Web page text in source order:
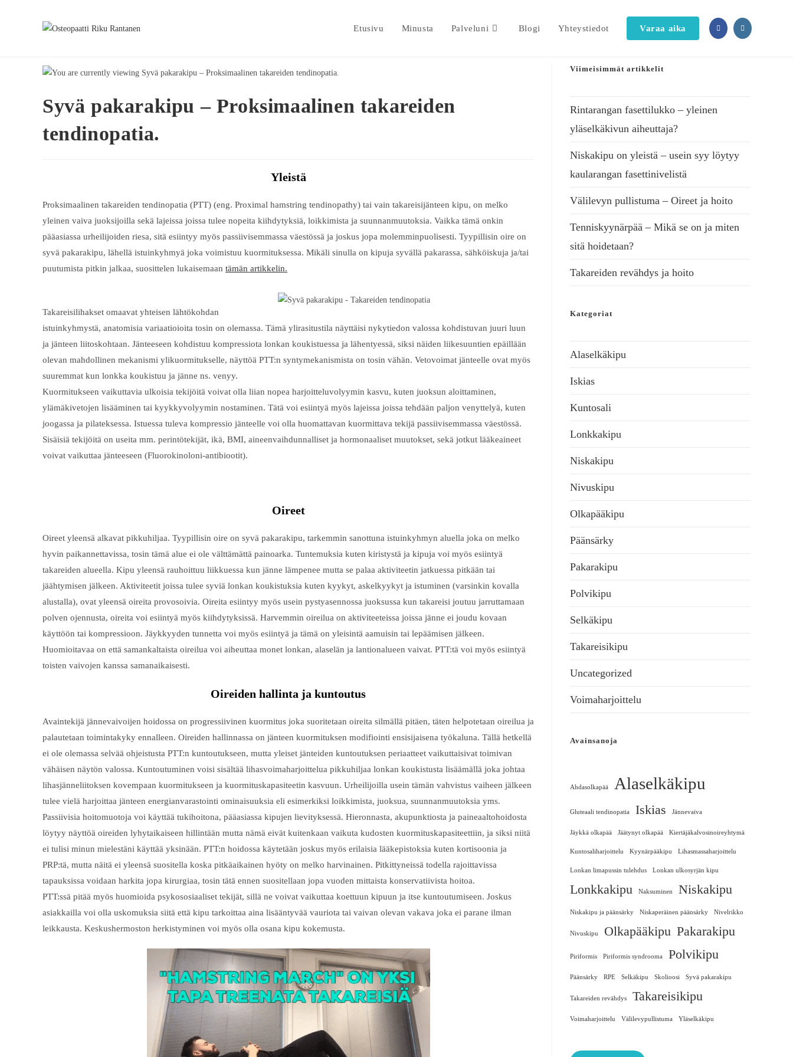
Etusivu Minusta Palveluni Blogi Yhteystiedot Varaa aika
Syvä pakarakipu – Proksimaalinen takareiden
tendinopatia.
Yleistä
Proksimaalinen takareiden tendinopatia (PTT) (eng. Proximal hamstring tendinopathy) tai vain takareisijänteen kipu, on melko
yleinen vaiva juoksijoilla sekä lajeissa joissa tulee nopeita kiihdytyksiä, loikkimista ja suunnanmuutoksia. Vaikka tämä onkin
pääasiassa urheilijoiden riesa, sitä esiintyy myös passiivisemmassa väestössä ja joskus jopa molemminpuolisesti. Tyypillisin oire on
syvä pakarakipu, lähellä istuinkyhmyä joka voimistuu kuormituksessa. Mikäli sinulla on kipuja syvällä pakarassa, sähköiskuja ja/tai
puutumista pitkin jalkaa, suosittelen lukaisemaan tämän artikkelin.
Takareisilihakset omaavat yhteisen lähtökohdan
istuinkyhmystä, anatomisia variaatioioita tosin on olemassa. Tämä ylirasitustila näyttäisi nykytiedon valossa kohdistuvan juuri luun
ja jänteen liitoskohtaan. Jänteeseen kohdistuu kompressiota lonkan koukistuessa ja lähentyessä, siksi näiden liikesuuntien epäillään
olevan mahdollinen mekanismi ylikuormitukselle, näyttöä PTT:n syntymekanismista on tosin vähän. Vetovoimat jänteelle ovat myös
suuremmat kun lonkka koukistuu ja jänne ns. venyy.
Kuormitukseen vaikuttavia ulkoisia tekijöitä voivat olla liian nopea harjoitteluvolyymin kasvu, kuten juoksun aloittaminen,
ylämäkivetojen lisääminen tai kyykkyvolyymin nostaminen. Tätä voi esiintyä myös lajeissa joissa tehdään paljon venyttelyä, kuten
joogassa ja pilateksessa. Istuessa tuleva kompressio jänteelle voi olla huomattavan kuormittava tekijä passiivisemmassa väestössä.
Sisäisiä tekijöitä on useita mm. perintötekijät, ikä, BMI, aineenvaihdunnalliset ja hormonaaliset muutokset, sekä jotkut lääkeaineet
voivat vaikuttaa jänteeseen (Fluorokinoloni-antibiootit).
Oireet
Oireet yleensä alkavat pikkuhiljaa. Tyypillisin oire on syvä pakarakipu, tarkemmin sanottuna istuinkyhmyn aluella joka on melko
hyvin paikannettavissa, tosin tämä alue ei ole välttämättä painoarka. Tuntemuksia kuten kiristystä ja kipuja voi myös esiintyä
takareiden alueella. Kipu yleensä rauhoittuu liikkuessa kun jänne lämpenee mutta se palaa aktiviteetin jatkuessa pitkään tai
jäähtymisen jälkeen. Aktiviteetit joissa tulee syviä lonkan koukistuksia kuten kyykyt, askelkyykyt ja istuminen (varsinkin kovalla
alustalla), ovat yleensä oireita provosoivia. Oireita esiintyy myös usein pystyasennossa juoksussa kun takareisi joutuu jarruttamaan
polven ojennusta, oireita voi esiintyä myös kiihdytyksissä. Harvemmin oireilua on aktiviteeteissa joissa jänne ei joudu kovaan
käyttöön tai kompressioon. Jäykkyyden tunnetta voi myös esiintyä ja tämä on yleisintä aamuisin tai lepäämisen jälkeen.
Huomioitavaa on että samankaltaista oireilua voi aiheuttaa monet lonkan, alaselän ja lantionalueen vaivat. PTT:tä voi myös esiintyä
toisten vaivojen kanssa samanaikaisesti.
Oireiden hallinta ja kuntoutus
Avaintekijä jännevaivoijen hoidossa on progressiivinen kuormitus joka suoritetaan oireita silmällä pitäen, täten helpotetaan oireilua ja
palautetaan toimintakyky ennalleen. Oireiden hallinnassa on jänteen kuormituksen modifiointi ensisijaisena työkaluna. Tällä hetkellä
ei ole olemassa selvää ohjeistusta PTT:n kuntoutukseen, mutta yleiset jänteiden kuntoutuksen periaatteet vaikuttaisivat toimivan
vähäisen näytön valossa. Kuntoutuminen voisi sisältää lihasvoimaharjoittelua pikkuhiljaa lonkan koukistusta lisäämällä joka johtaa
lihasjänneliitoksen kovempaan kuormitukseen ja kuormituskapasiteetin kasvuun. Urheilijoilla usein tämän vahvistus vaiheen jälkeen
tulee vielä harjoittaa jänteen energianvarastointi ominaisuuksia eli esimerkiksi loikkimista, juoksua, suunnanmuutoksia yms.
Passiivisia hoitomuotoja voi käyttää tukihoitona, pääasiassa kipujen lievityksessä. Hieronnasta, akupunktiosta ja paineaaltohoidosta
löytyy näyttöä oireiden lyhytaikaiseen hillintään mutta nämä eivät kuitenkaan vaikuta kudosten kuormituskapasiteettiin, ja siksi niitä
ei tulisi minun mielestäni käyttää yksinään. PTT:n hoidossa käytetään joskus myös erilaisia lääkepistoksia kuten kortisoonia ja
PRP:tä, mutta näitä ei yleensä suositella koska pitkäaikainen hyöty on melko harvinainen. Pitkittyneissä todella rajoittavissa
tapauksissa voidaan harkita jopa kirurgiaa, tosin tätä ennen suositellaan jopa vuoden mittaista konservatiivista hoitoa.
PTT:ssä pitää myös huomioida psykososiaaliset tekijät, sillä ne voivat vaikuttaa koettuun kipuun ja itse kuntoutumiseen. Joskus
asiakkailla voi olla uskomuksia siitä että kipu tarkoittaa aina lisääntyvää vauriota tai vaivan olevan vakava joka ei parane ilman
leikkausta. Keskushermoston herkistyminen voi myös olla osana kipu kokemusta.
Viimeisimmät artikkelit
Rintarangan fasettilukko – yleinen
yläselkäkivun aiheuttaja?
Niskakipu on yleistä – usein syy löytyy
kaularangan fasettinivelistä
Välilevyn pullistuma – Oireet ja hoito
Tenniskyynärpää – Mikä se on ja miten
sitä hoidetaan?
Takareiden revähdys ja hoito
Kategoriat
Alaselkäkipu
Iskias
Kuntosali
Lonkkakipu
Niskakipu
Nivuskipu
Olkapääkipu
Päänsärky
Pakarakipu
Polvikipu
Selkäkipu
Takareisikipu
Uncategorized
Voimaharjoittelu
Avainsanoja
Ahdasolkapää Alaselkäkipu
Gluteaali tendinopatia Iskias Jännevaiva
Jäykkä olkapää Jäätynyt olkapää Kiertäjäkalvosinoireyhtymä
Kuntosaliharjoittelu Kyynärpääkipu Lihasmassaharjoittelu
Lonkan limapussin tulehdus Lonkan ulkosyrjän kipu
Lonkkakipu Naksuminen Niskakipu
Niskakipu ja päänsärky Niskaperäinen päänsärky Nivelrikko
Nivuskipu Olkapääkipu Pakarakipu
Piriformis Piriformis syndrooma Polvikipu
Päänsärky RPE Selkäkipu Skolioosi Syvä pakarakipu
Takareiden revähdys Takareisikipu
Voimaharjoittelu Välilevypullistuma Yläselkäkipu